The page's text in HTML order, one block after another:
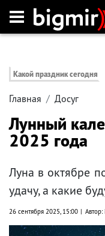
Какой праздник сегодня
Главная Досуг
Лунный
2025 года
Луна в октябре
удачу, а какие
26 сентября 2025, 15:00